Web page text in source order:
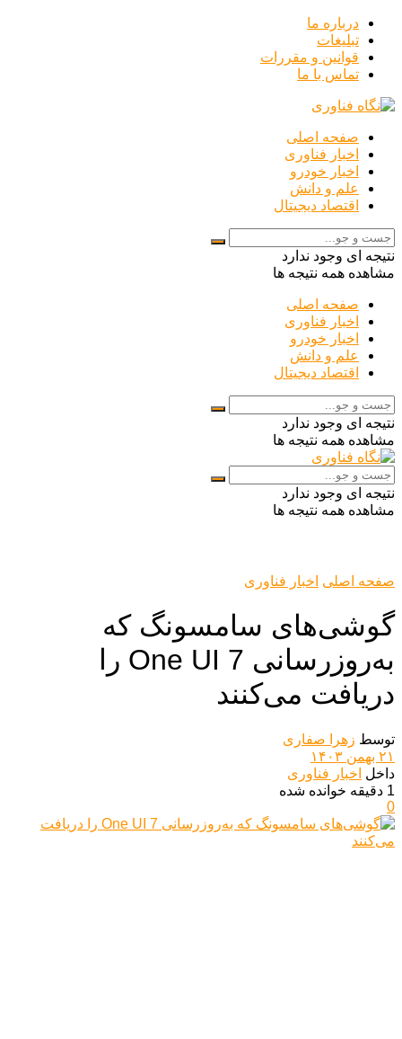
درباره ما
تبلیغات
قوانین و مقررات
تماس با ما
صفحه اصلی
اخبار فناوری
اخبار خودرو
علم و دانش
اقتصاد دیجیتال
نتیجه ای وجود ندارد
مشاهده همه نتیجه ها
صفحه اصلی
اخبار فناوری
اخبار خودرو
علم و دانش
اقتصاد دیجیتال
نتیجه ای وجود ندارد
مشاهده همه نتیجه ها
نتیجه ای وجود ندارد
مشاهده همه نتیجه ها
صفحه اصلی اخبار فناوری
گوشی‌های سامسونگ که
به‌روزرسانی One UI 7 را
دریافت می‌کنند
توسط زهرا صفاری
۲۱ بهمن ۱۴۰۳
داخل اخبار فناوری
1 دقیقه خوانده شده
0